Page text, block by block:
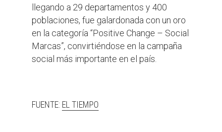
llegando a 29 departamentos y 400
poblaciones, fue galardonada con un oro
en la categoría “Positive Change – Social
Marcas”, convirtiéndose en la campaña
social más importante en el país.
FUENTE: EL TIEMPO